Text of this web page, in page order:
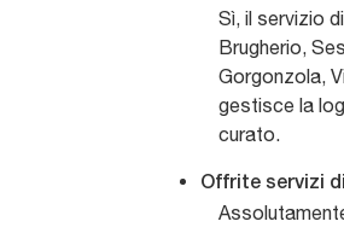
Sì, il servizio
Brugherio,
Gorgonzola,
gestisce la
curato.
Offrite servizi